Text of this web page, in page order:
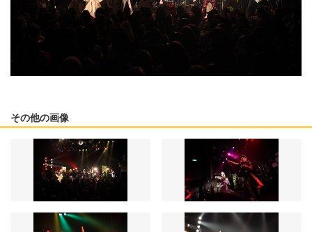
その他の画像